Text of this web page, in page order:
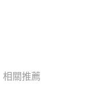
相關推薦